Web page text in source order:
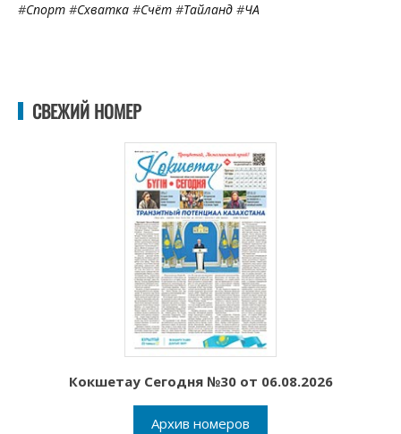
#Спорт #Схватка #Счёт #Тайланд #ЧА
СВЕЖИЙ НОМЕР
Кокшетау Сегодня №30 от 06.08.2026
Архив номеров